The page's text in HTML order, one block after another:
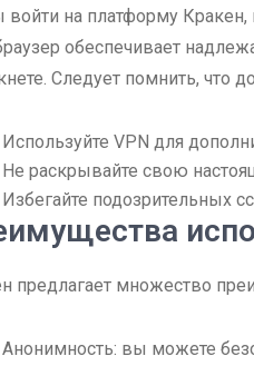
войти на платформу Кракен,
обеспечивает
Следует помнить, что
Используйте VPN для
Не раскрывайте свою
Избегайте подозрительных
предлагает множество
Анонимность: вы можете